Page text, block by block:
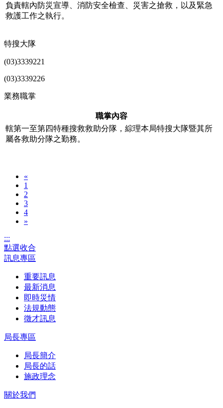
負責轄內防災宣導、消防安全檢查、災害之搶救，以及緊急
救護工作之執行。
特搜大隊
(03)3339221
(03)3339226
業務職掌
職掌內容
轄第一至第四特種搜救救助分隊，綜理本局特搜大隊暨其所
屬各救助分隊之勤務。
«
1
2
3
4
»
:::
點選收合
訊息專區
重要訊息
最新消息
即時災情
法規動態
徵才訊息
局長專區
局長簡介
局長的話
施政理念
關於我們